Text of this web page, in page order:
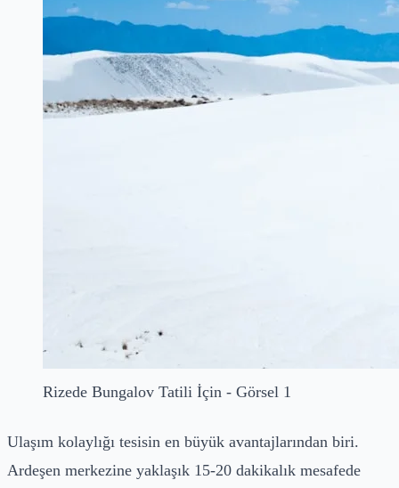
Rizede Bungalov Tatili İçin - Görsel 1
Ulaşım kolaylığı tesisin en büyük avantajlarından biri.
Ardeşen merkezine yaklaşık 15-20 dakikalık mesafede